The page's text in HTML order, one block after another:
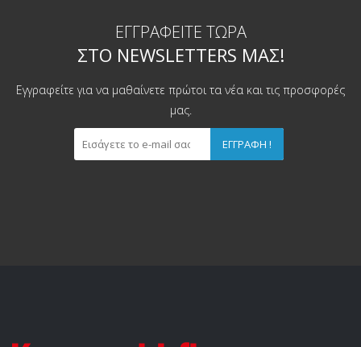
ΕΓΓΡΑΦΕΊΤΕ ΤΏΡΑ
ΣΤΟ NEWSLETTERS ΜΑΣ!
Εγγραφείτε για να μαθαίνετε πρώτοι τα νέα και τις προσφορές
μας.
ΕΓΓΡΑΦΉ !